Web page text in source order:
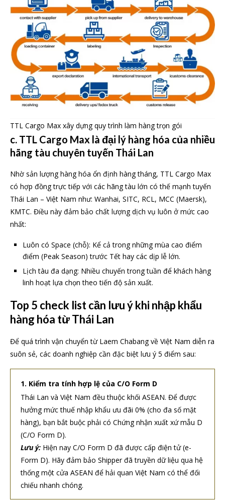
TTL Cargo Max xây dựng quy trình làm hàng trọn gói
c. TTL Cargo Max là đại lý hàng hóa của nhiều
hãng tàu chuyên tuyến Thái Lan
Nhờ sản lượng hàng hóa ổn định hàng tháng, TTL Cargo Max
có hợp đồng trực tiếp với các hãng tàu lớn có thế mạnh tuyến
Thái Lan – Việt Nam như: Wanhai, SITC, RCL, MCC (Maersk),
KMTC. Điều này đảm bảo chất lượng dịch vụ luôn ở mức cao
nhất:
Luôn có Space (chỗ): Kể cả trong những mùa cao điểm
điểm (Peak Season) trước Tết hay các dịp lễ lớn.
Lịch tàu đa dạng: Nhiều chuyến trong tuần để khách hàng
linh hoạt lựa chọn theo tiến độ sản xuất.
Top 5 check list cần lưu ý khi nhập khẩu
hàng hóa từ Thái Lan
Để quá trình vận chuyển từ Laem Chabang về Việt Nam diễn ra
suôn sẻ, các doanh nghiệp cần đặc biệt lưu ý 5 điểm sau:
1. Kiểm tra tính hợp lệ của C/O Form D
Thái Lan và Việt Nam đều thuộc khối ASEAN. Để được
hưởng mức thuế nhập khẩu ưu đãi 0% (cho đa số mặt
hàng), bạn bắt buộc phải có Chứng nhận xuất xứ mẫu D
(C/O Form D).
Lưu ý: Hiện nay C/O Form D đã được cấp điện tử (e-
Form D). Hãy đảm bảo Shipper đã truyền dữ liệu qua hệ
thống một cửa ASEAN để hải quan Việt Nam có thể đối
chiếu nhanh chóng.